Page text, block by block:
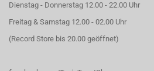
Dienstag - Donnerstag 12.00 - 22.00 Uhr
Freitag & Samstag 12.00 - 02.00 Uhr
(Record Store bis 20.00 geöffnet)